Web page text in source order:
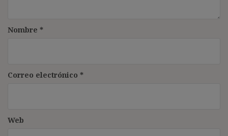
Nombre *
Correo electrónico *
Web